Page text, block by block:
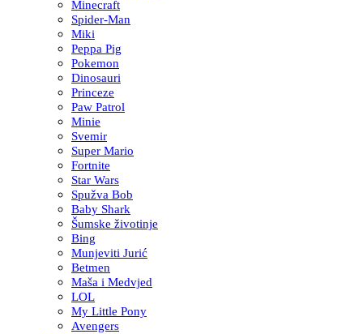
Minecraft
Spider-Man
Miki
Peppa Pig
Pokemon
Dinosauri
Princeze
Paw Patrol
Minie
Svemir
Super Mario
Fortnite
Star Wars
Spužva Bob
Baby Shark
Šumske životinje
Bing
Munjeviti Jurić
Betmen
Maša i Medvjed
LOL
My Little Pony
Avengers